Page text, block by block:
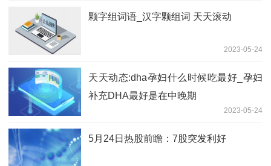
颗字组词语_汉字颗组词 天天滚动
2023-05-24
天天动态:dha孕妇什么时候吃最好_孕妇
补充DHA最好是在中晚期
2023-05-24
5月24日热股前瞻：7股突发利好